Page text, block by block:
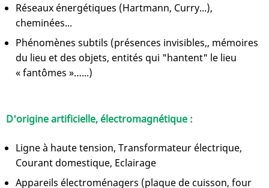
Réseaux énergétiques (Hartmann, Curry...),
cheminées...
Phénomènes subtils (présences invisibles,, mémoires
du lieu et des objets, entités qui "hantent" le lieu
« fantômes »…...)
D'origine artificielle, électromagnétique :
Ligne à haute tension, Transformateur électrique,
Courant domestique, Eclairage
Appareils électroménagers (plaque de cuisson, four